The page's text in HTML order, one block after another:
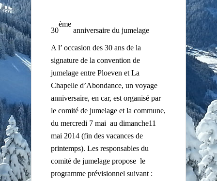
30
ème
anniversaire du jumelage
A l’ occasion des 30 ans de la
signature de la convention de
jumelage entre Ploeven et La
Chapelle d’Abondance, un voyage
anniversaire, en car, est organisé par
le comité de jumelage et la commune,
du mercredi 7 mai au dimanche11
mai 2014 (fin des vacances de
printemps). Les responsables du
comité de jumelage propose le
programme prévisionnel suivant :